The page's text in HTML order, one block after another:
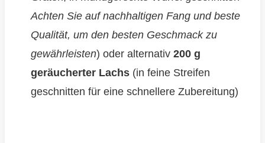
Achten Sie auf nachhaltigen Fang und beste
Qualität, um den besten Geschmack zu
gewährleisten) oder alternativ 200 g
geräucherter Lachs(in feine Streifen
geschnitten für eine schnellere Zubereitung)